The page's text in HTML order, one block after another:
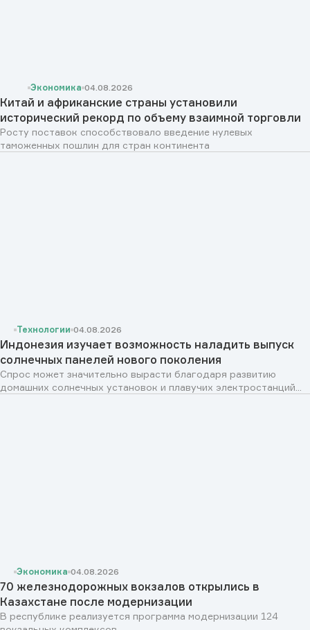
Экономика 04.08.2026
Китай и африканские страны установили
исторический рекорд по объему взаимной торговли
Росту поставок способствовало введение нулевых
таможенных пошлин для стран континента
Технологии 04.08.2026
Индонезия изучает возможность наладить выпуск
солнечных панелей нового поколения
Спрос может значительно вырасти благодаря развитию
домашних солнечных установок и плавучих электростанций...
Экономика 04.08.2026
70 железнодорожных вокзалов открылись в
Казахстане после модернизации
В республике реализуется программа модернизации 124